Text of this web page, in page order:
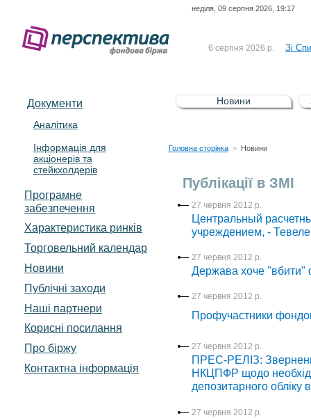
неділя, 09 серпня 2026, 19:17
6 серпня 2026 р. Зі
5 серпня 2026 р.
Зі
UA4000232607)
4 серпня 2026 р.
Документи
Аналітика
Інформація для
акціонерів та
стейкхолдерів
Програмне
забезпечення
Характеристика pинків
Торговельний календар
Новини
Публічні заходи
Наші партнери
Корисні посилання
Про біржу
Контактна інформація
Новини
Головна сторінка > Новини
Публікації в ЗМІ
27 червня 2012 р.
Центральный
учреждением, -
27 червня 2012 р.
Держава хоче "вбити"
27 червня 2012 р.
Профучастники
27 червня 2012 р.
ПРЕС-РЕЛІЗ:
НКЦПФР щодо
депозитарного обліку в
27 червня 2012 р.